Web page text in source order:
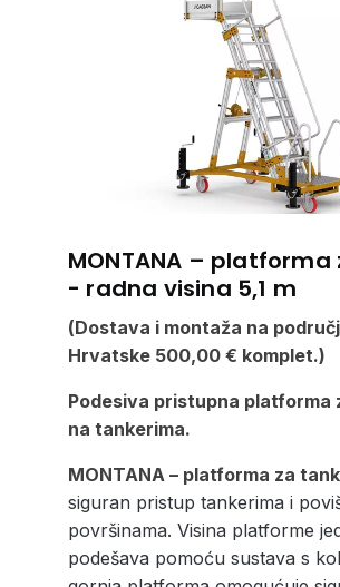
MONTANA –
- radna visina 5,1 m
(Dostava i montaža na
Hrvatske 500,00 € komplet.)
Podesiva pristupna platforma
na tankerima.
MONTANA – platforma za
siguran pristup tankerima i
površinama. Visina platforme
podešava pomoću sustava s